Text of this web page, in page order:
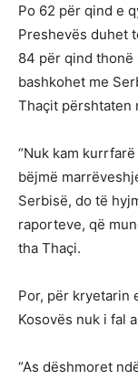
Po 62 për qind e
Preshevës duhet
84 për qind thonë
bashkohet me
Thaçit përshtaten
“Nuk kam
bëjmë
Serbisë, do të
raporteve, që
tha Thaçi.
Por, për kryetarin
Kosovës nuk i fal
“As dëshmoret